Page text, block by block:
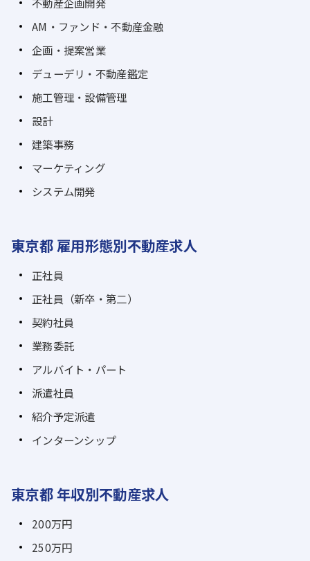
AM・ファンド・不動産金融
企画・提案営業
デューデリ・不動産鑑定
施工管理・設備管理
設計
建築事務
マーケティング
システム開発
東京都 雇用形態別不動産求人
正社員
正社員（新卒・第二）
契約社員
業務委託
アルバイト・パート
派遣社員
紹介予定派遣
インターンシップ
東京都 年収別不動産求人
200万円
250万円